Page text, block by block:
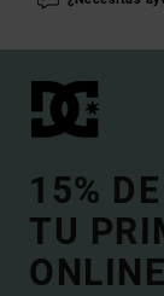
15%
TU